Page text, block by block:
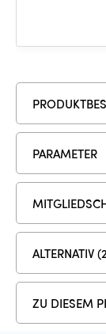
PARAMETER
ALTERNATIV
ZU DIESEM